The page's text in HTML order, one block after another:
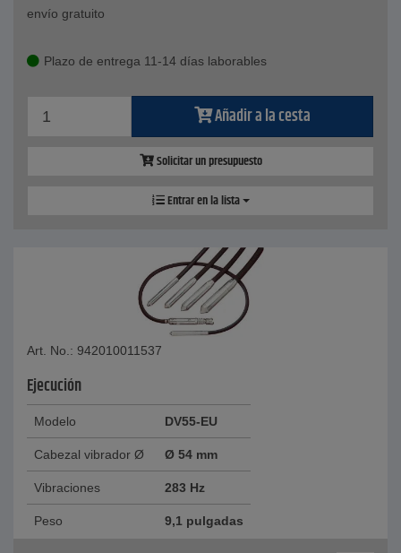
envío gratuito
Plazo de entrega 11-14 días laborables
Añadir a la cesta
Solicitar un presupuesto
Entrar en la lista
Art. No.: 942010011537
Ejecución
Modelo DV55-EU
Cabezal vibrador Ø Ø 54 mm
Vibraciones 283 Hz
Peso 9,1 pulgadas